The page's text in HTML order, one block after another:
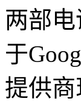
两部
于
提供